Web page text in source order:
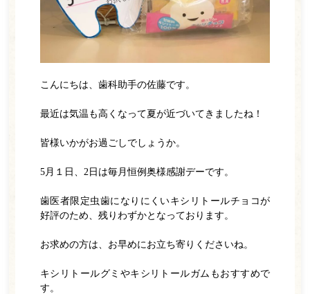
こんにちは、歯科助手の佐藤です。
最近は気温も高くなって夏が近づいてきましたね！
皆様いかがお過ごしでしょうか。
5月１日、2日は毎月恒例奥様感謝デーです。
歯医者限定虫歯になりにくいキシリトールチョコが
好評のため、残りわずかとなっております。
お求めの方は、お早めにお立ち寄りくださいね。
キシリトールグミやキシリトールガムもおすすめで
す。
予防歯科
矯正歯科
インプラント
診療の流れ
料金表
院内紹介
よくある質問
アクセス・診療時間
お知らせ一覧
WEB予約